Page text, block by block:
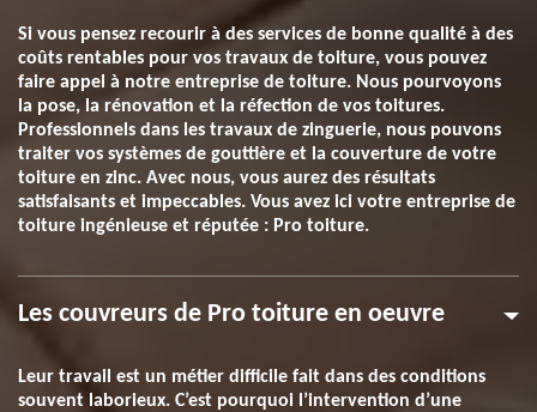
Si vous pensez recourir à des services de bonne qualité à des
coûts rentables pour vos travaux de toiture, vous pouvez
faire appel à notre entreprise de toiture. Nous pourvoyons
la pose, la rénovation et la réfection de vos toitures.
Professionnels dans les travaux de zinguerie, nous pouvons
traiter vos systèmes de gouttière et la couverture de votre
toiture en zinc. Avec nous, vous aurez des résultats
satisfaisants et impeccables. Vous avez ici votre entreprise de
toiture ingénieuse et réputée : Pro toiture.
Les couvreurs de Pro toiture en oeuvre
Leur travail est un métier difficile fait dans des conditions
souvent laborieux. C’est pourquoi l’intervention d’une